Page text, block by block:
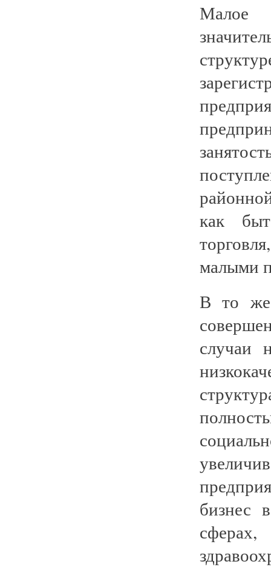
Малое
как
малыми
В то же
случаи
бизнес